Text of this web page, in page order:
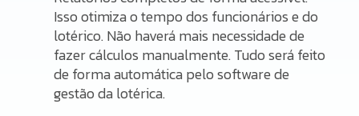
Isso otimiza o tempo dos funcionários e do
lotérico. Não haverá mais necessidade de
fazer cálculos manualmente. Tudo será feito
de forma automática pelo software de
gestão da lotérica.